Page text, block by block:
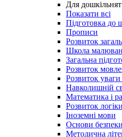
Для дошкільнят
Показати всі
Підготовка до
Прописи
Розвиток
Школа
Загальна
Розвиток
Розвиток уваги
Навколишній
Математика і
Розвиток
Іноземні мови
Основи безпеки
Методична